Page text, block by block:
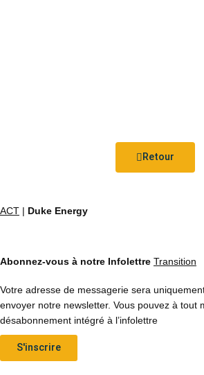
Retour
ACT | Duke Energy
Abonnez-vous à notre Infolettre Transition
Votre adresse de messagerie sera
envoyer notre newsletter. Vous pouvez à tout
désabonnement intégré à l’infolettre
S'inscrire